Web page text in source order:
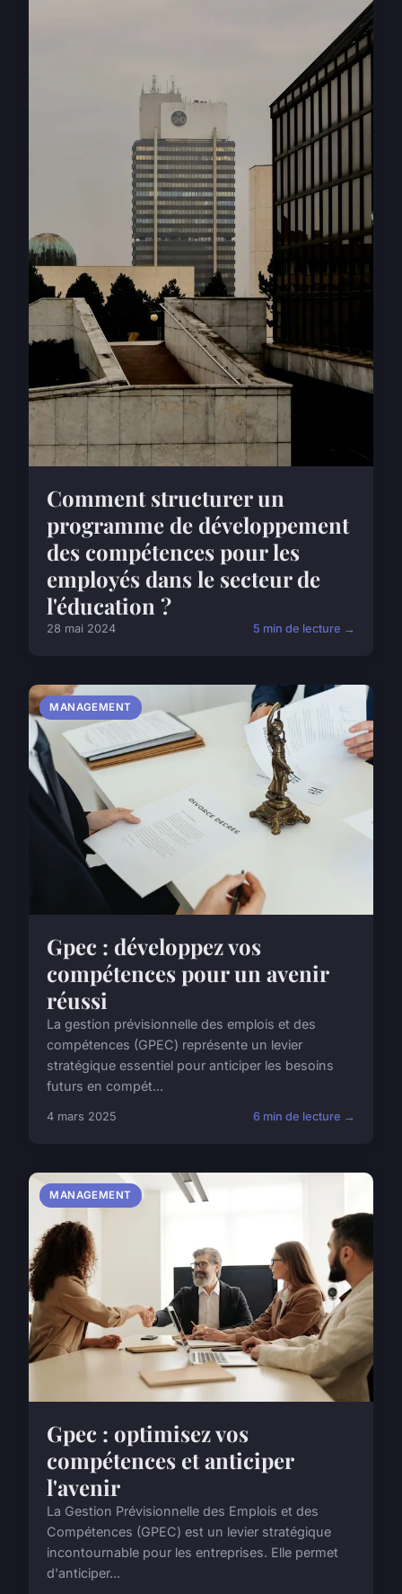
Comment structurer un
programme de développement
des compétences pour les
employés dans le secteur de
l'éducation ?
28 mai 2024 5 min de lecture →
MANAGEMENT
Gpec : développez vos
compétences pour un avenir
réussi
La gestion prévisionnelle des emplois et des
compétences (GPEC) représente un levier
stratégique essentiel pour anticiper les besoins
futurs en compét...
4 mars 2025 6 min de lecture →
MANAGEMENT
Gpec : optimisez vos
compétences et anticiper
l'avenir
La Gestion Prévisionnelle des Emplois et des
Compétences (GPEC) est un levier stratégique
incontournable pour les entreprises. Elle permet
d'anticiper...